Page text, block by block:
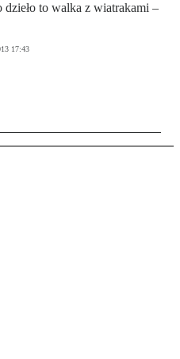
to walka z wiatrakami –
17:43